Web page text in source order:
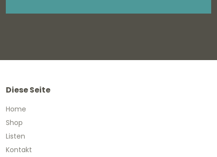
Diese Seite
Home
Shop
Listen
Kontakt